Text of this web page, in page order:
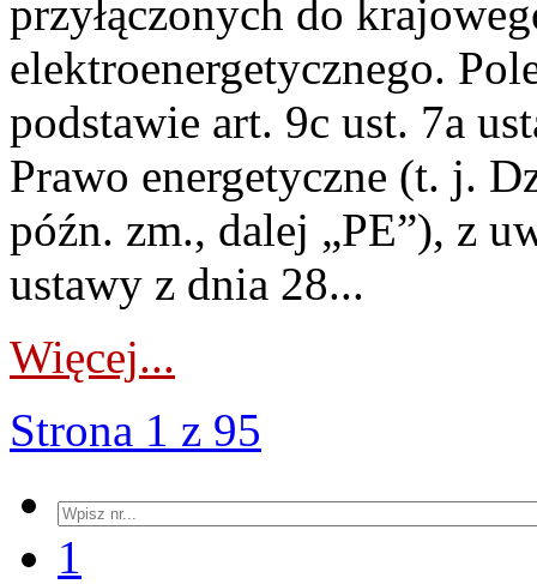
przyłączonych do
elektroenergetycznego.
podstawie art. 9c ust. 7a
Prawo energetyczne (t. j.
późn. zm., dalej „PE”), z
ustawy z dnia 28...
Więcej...
Strona 1 z 95
1